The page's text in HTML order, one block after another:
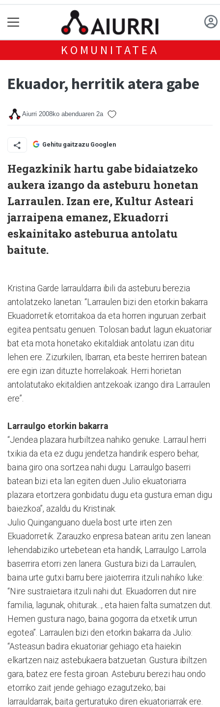
KOMUNITATEA
Ekuador, herritik atera gabe
Aiurri 2008ko abenduaren 2a
Gehitu gaitzazu Googlen
Hegazkinik hartu gabe bidaiatzeko
aukera izango da asteburu honetan
Larraulen. Izan ere, Kultur Asteari
jarraipena emanez, Ekuadorri
eskainitako asteburua antolatu
baitute.
Kristina Garde larrauldarra ibili da asteburu berezia
antolatzeko lanetan: “Larraulen bizi den etorkin bakarra
Ekuadorretik etorritakoa da eta horren inguruan zerbait
egitea pentsatu genuen. Tolosan badut lagun ekuatoriar
bat eta mota honetako ekitaldiak antolatu izan ditu
lehen ere. Zizurkilen, Ibarran, eta beste herriren batean
ere egin izan dituzte horrelakoak. Herri horietan
antolatutako ekitaldien antzekoak izango dira Larraulen
ere”.
Larraulgo etorkin bakarra
“Jendea plazara hurbiltzea nahiko genuke. Larraul herri
txikia da eta ez dugu jendetza handirik espero behar,
baina giro ona sortzea nahi dugu. Larraulgo baserri
batean bizi eta lan egiten duen Julio ekuatoriarra
plazara etortzera gonbidatu dugu eta gustura eman digu
baiezkoa”, azaldu du Kristinak.
Julio Quinganguano duela bost urte irten zen
Ekuadorretik. Zarauzko enpresa batean aritu zen lanean
lehendabiziko urtebetean eta handik, Larraulgo Larrola
baserrira etorri zen lanera. Gustura bizi da Larraulen,
baina urte gutxi barru bere jaioterrira itzuli nahiko luke:
“Nire sustraietara itzuli nahi dut. Ekuadorren dut nire
familia, lagunak, ohiturak..., eta haien falta sumatzen dut.
Hemen gustura nago, baina gogorra da etxetik urrun
egotea”. Larraulen bizi den etorkin bakarra da Julio:
“Asteasun badira ekuatoriar gehiago eta haiekin
elkartzen naiz astebukaera batzuetan. Gustura ibiltzen
gara, batez ere festa giroan. Asteburu berezi hau ondo
etorriko zait jende gehiago ezagutzeko; bai
larrauldarrak, baita gerturatuko diren ekuatoriarrak ere.